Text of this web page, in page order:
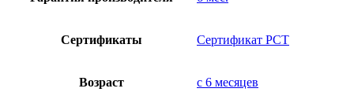
Сертификаты Сертификат РСТ
Возраст с 6 месяцев